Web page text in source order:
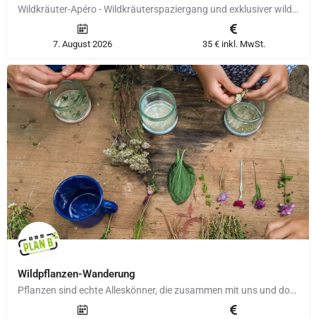
Wildkräuter-Apéro - Wildkräuterspaziergang und exklusiver wilder Gaumenschmaus zugleich Typische saisonale…
7. August 2026 35 € inkl. MwSt.
Wildpflanzen-Wanderung
Pflanzen sind echte Alleskönner, die zusammen mit uns und doch in einer ganz eigenen Welt leben. Eine Welt…